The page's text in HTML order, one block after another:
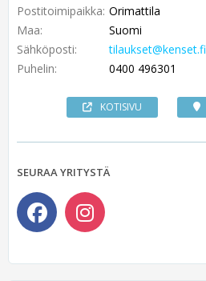
Postitoimipaikka: Orimattila
Maa:
Suomi
Sähköposti:
tilaukset@kenset.fi
Puhelin:
0400 496301
KOTISIVU
SEURAA YRITYSTÄ